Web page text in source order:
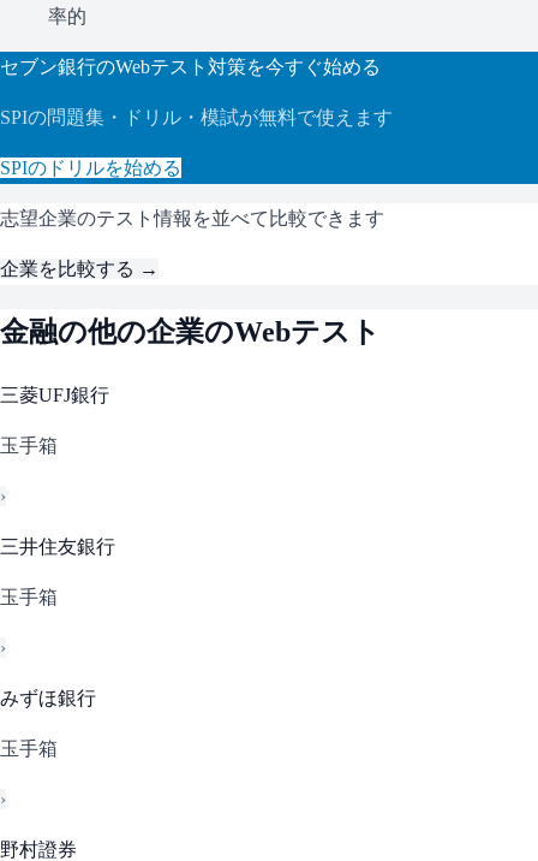
率的
セブン銀行のWebテスト対策を今すぐ始める
SPIの問題集・ドリル・模試が無料で使えます
SPIのドリルを始める
志望企業のテスト情報を並べて比較できます
企業を比較する →
金融の他の企業のWebテスト
三菱UFJ銀行
玉手箱
›
三井住友銀行
玉手箱
›
みずほ銀行
玉手箱
›
野村證券